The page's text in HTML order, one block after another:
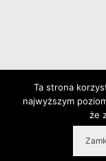
© 2026 Wylepianki - Made
Ta strona
najwyższym
że